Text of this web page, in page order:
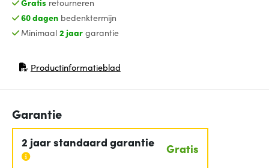
Gratis retourneren
60 dagenbedenktermijn
Minimaal 2 jaargarantie
Productinformatieblad
(opent in nieuw venster)
Garantie
2 jaar standaard garantie Gratis